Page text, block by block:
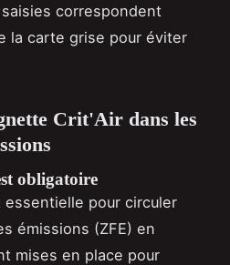
correspondent
la carte grise pour éviter
Crit'Air dans les
obligatoire
essentielle pour circuler
émissions (ZFE) en
mises en place pour